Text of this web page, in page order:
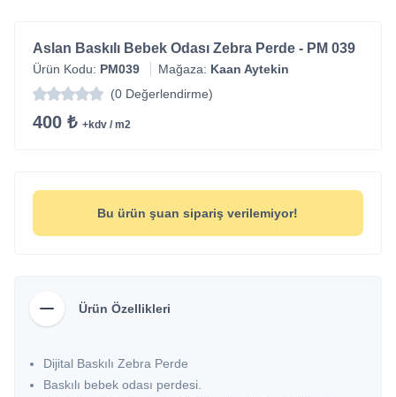
Aslan Baskılı Bebek Odası Zebra Perde - PM 039
Ürün Kodu: PM039 Mağaza: Kaan Aytekin
(0 Değerlendirme)
400 ₺ +kdv / m2
Bu ürün şuan sipariş verilemiyor!
Ürün Özellikleri
Dijital Baskılı Zebra Perde
Baskılı bebek odası perdesi.